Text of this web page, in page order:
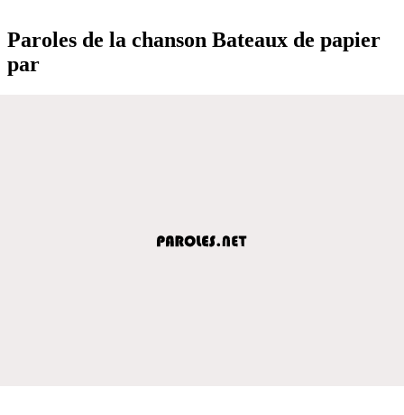
Paroles de la chanson Bateaux de papier
par